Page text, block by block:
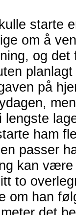
starte
om å
og det
på
lengste
ham
passer
kan
to
om han